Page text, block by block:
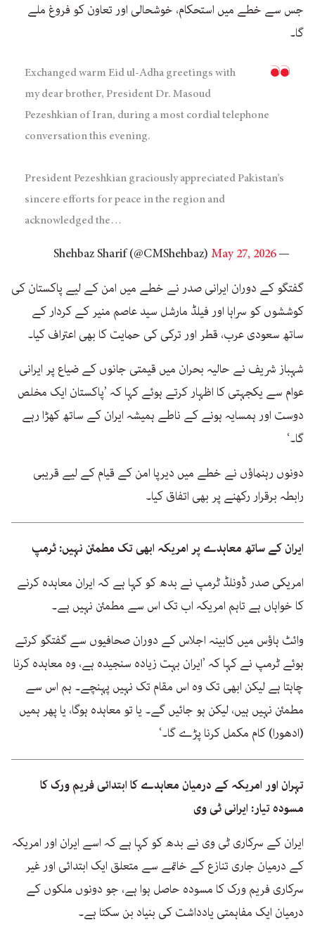
جس سے خطے میں استحکام، خوشحالی اور تعاون کو فروغ ملے
گا۔
Exchanged warm Eid ul-Adha greetings with
my dear brother, President Dr. Masoud
Pezeshkian of Iran, during a most cordial telephone
conversation this evening.
President Pezeshkian graciously appreciated Pakistan’s
sincere efforts for peace in the region and
acknowledged the…
— Shehbaz Sharif (@CMShehbaz)
May 27, 2026
گفتگو کے دوران ایرانی صدر نے خطے میں امن کے لیے پاکستان کی
کوششوں کو سراہا اور فیلڈ مارشل سید عاصم منیر کے کردار کے
ساتھ سعودی عرب، قطر اور ترکی کی حمایت کا بھی اعتراف کیا۔
شہباز شریف نے حالیہ بحران میں قیمتی جانوں کے ضیاع پر ایرانی
عوام سے یکجہتی کا اظہار کرتے ہوئے کہا کہ ’پاکستان ایک مخلص
دوست اور ہمسایہ ہونے کے ناطے ہمیشہ ایران کے ساتھ کھڑا رہے
گا۔‘
دونوں رہنماؤں نے خطے میں دیرپا امن کے قیام کے لیے قریبی
رابطہ برقرار رکھنے پر بھی اتفاق کیا۔
ایران کے ساتھ معاہدے پر امریکہ ابھی تک مطمئن نہیں: ٹرمپ
امریکی صدر ڈونلڈ ٹرمپ نے بدھ کو کہا ہے کہ ایران معاہدہ کرنے
کا خواہاں ہے تاہم امریکہ اب تک اس سے مطمئن نہیں ہے۔
وائٹ ہاؤس میں کابینہ اجلاس کے دوران صحافیوں سے گفتگو کرتے
ہوئے ٹرمپ نے کہا کہ ’ایران بہت زیادہ سنجیدہ ہے، وہ معاہدہ کرنا
چاہتا ہے لیکن ابھی تک وہ اس مقام تک نہیں پہنچے۔ ہم اس سے
مطمئن نہیں ہیں، لیکن ہو جائیں گے۔ یا تو معاہدہ ہوگا، یا پھر ہمیں
(ادھورا) کام مکمل کرنا پڑے گا۔‘
تہران اور امریکہ کے درمیان معاہدے کا ابتدائی فریم ورک کا
مسودہ تیار: ایرانی ٹی وی
ایران کے سرکاری ٹی وی نے بدھ کو کہا ہے کہ اسے ایران اور امریکہ
کے درمیان جاری تنازع کے خاتمے سے متعلق ایک ابتدائی اور غیر
سرکاری فریم ورک کا مسودہ حاصل ہوا ہے، جو دونوں ملکوں کے
درمیان ایک مفاہمتی یادداشت کی بنیاد بن سکتا ہے۔